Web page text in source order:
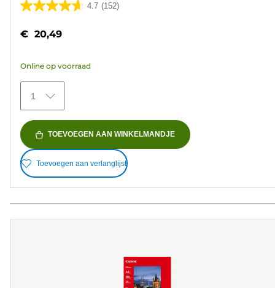
4.7 (152)
4.7
de
sterren.
152
beoordelingen
€ 20,49
Online op voorraad
1
TOEVOEGEN AAN WINKELMANDJE
Toevoegen aan verlanglijst